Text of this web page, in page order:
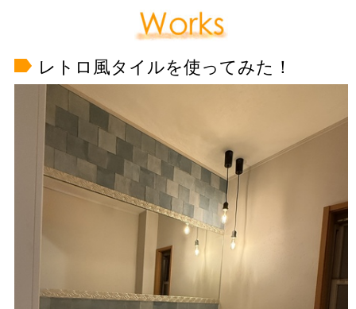
レトロ風タイルを使ってみた！